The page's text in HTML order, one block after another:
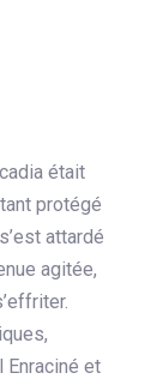
était
protégé
attardé
agitée,
Enraciné et